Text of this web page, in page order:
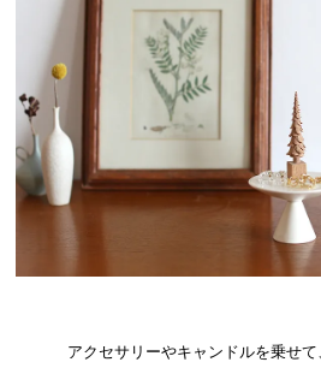
アクセサリーやキャンドルを乗せ